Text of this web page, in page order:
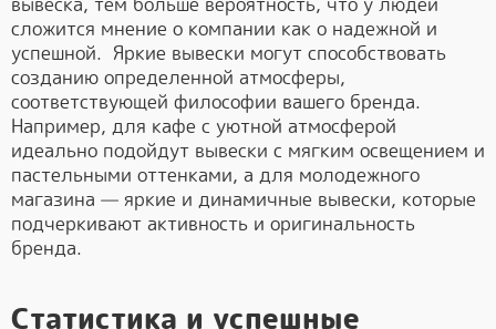
сложится мнение о компании как о надежной и
успешной. Яркие вывески могут способствовать
созданию определенной атмосферы,
соответствующей философии вашего бренда.
Например, для кафе с уютной атмосферой
идеально подойдут вывески с мягким освещением и
пастельными оттенками, а для молодежного
магазина — яркие и динамичные вывески, которые
подчеркивают активность и оригинальность
бренда.
Статистика и успешные